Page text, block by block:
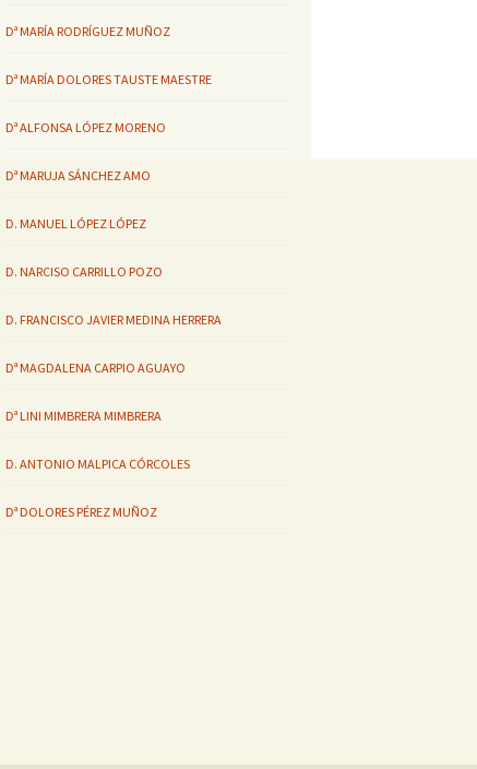
Dª MARÍA RODRÍGUEZ MUÑOZ
Dª MARÍA DOLORES TAUSTE MAESTRE
Dª ALFONSA LÓPEZ MORENO
Dª MARUJA SÁNCHEZ AMO
D. MANUEL LÓPEZ LÓPEZ
D. NARCISO CARRILLO POZO
D. FRANCISCO JAVIER MEDINA HERRERA
Dª MAGDALENA CARPIO AGUAYO
Dª LINI MIMBRERA MIMBRERA
D. ANTONIO MALPICA CÓRCOLES
Dª DOLORES PÉREZ MUÑOZ